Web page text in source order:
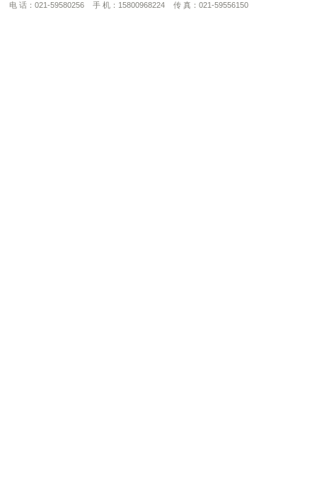
电 话：021-59580256 手 机：15800968224 传 真：021-59556150